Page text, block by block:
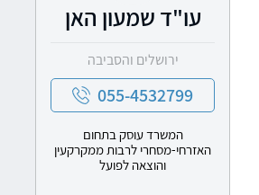
עו"ד שמעון האן
ירושלים והסביבה
055-4532799
המשרד עוסק בתחום
האזרחי-מסחרי לרבות ממקרקעין
והוצאה לפועל